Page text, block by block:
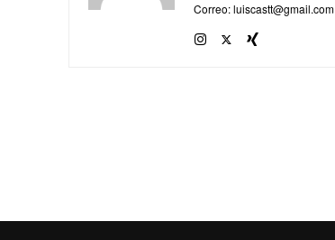
Correo: luiscastt@gmail.com